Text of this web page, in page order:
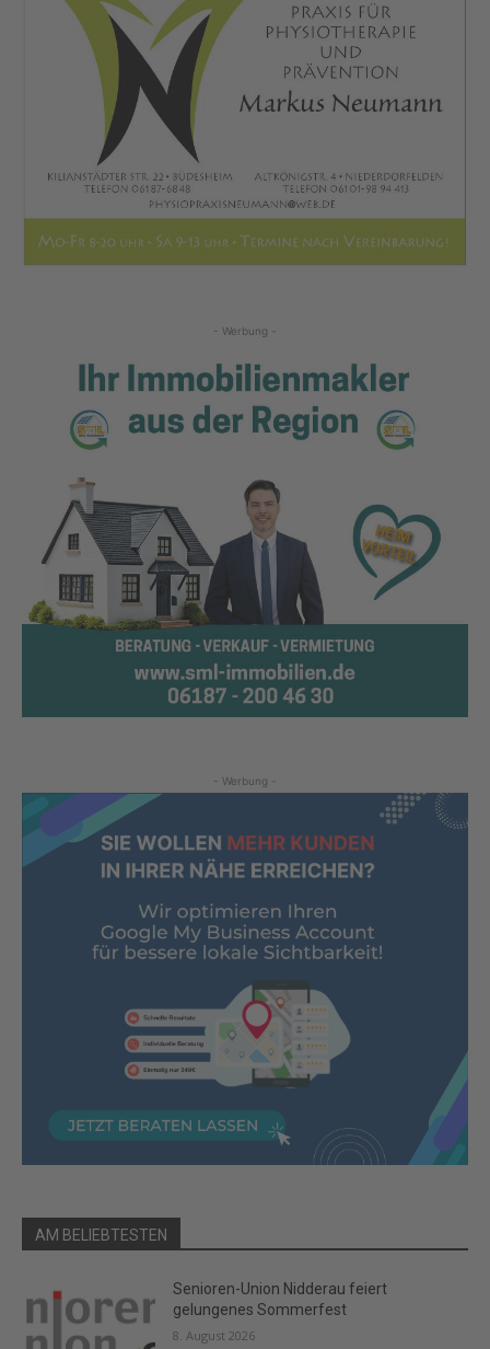
- Werbung -
- Werbung -
AM BELIEBTESTEN
Senioren-Union Nidderau feiert
gelungenes Sommerfest
8. August 2026